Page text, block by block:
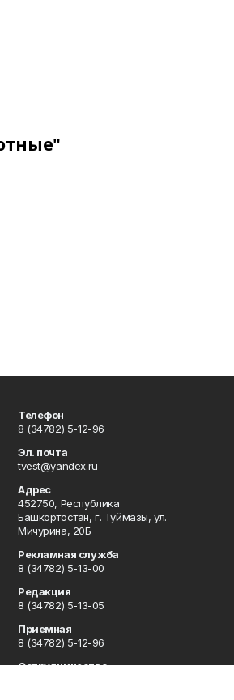
Телефон
8 (34782) 5-12-96
Эл. почта
tvest@yandex.ru
Адрес
452750, Республика
Башкортостан, г. Туймазы, ул.
Мичурина, 20Б
Рекламная служба
8 (34782) 5-13-00
Редакция
8 (34782) 5-13-05
Приемная
8 (34782) 5-12-96
Сотрудничество